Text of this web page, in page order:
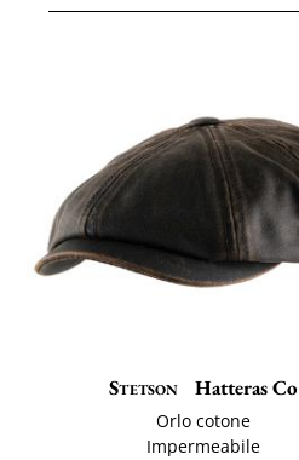
Stetson Hatteras Co
Orlo cotone
Impermeabile